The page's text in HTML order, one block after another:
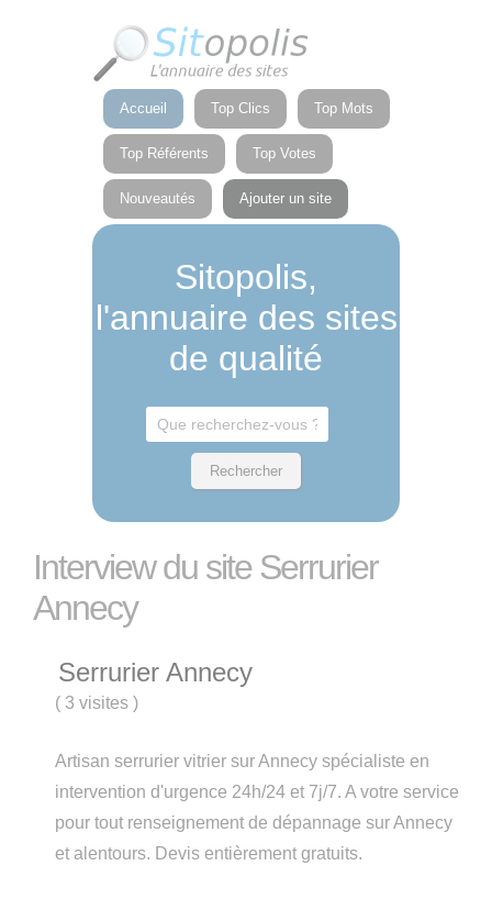
Accueil Top Clics Top Mots
Top Référents Top Votes
Nouveautés Ajouter un site
Sitopolis,
l'annuaire des sites
de qualité
Interview du site Serrurier
Annecy
Serrurier Annecy
( 3 visites)
Artisan serrurier vitrier sur Annecy spécialiste en
intervention d'urgence 24h/24 et 7j/7. A votre service
pour tout renseignement de dépannage sur Annecy
et alentours. Devis entièrement gratuits.